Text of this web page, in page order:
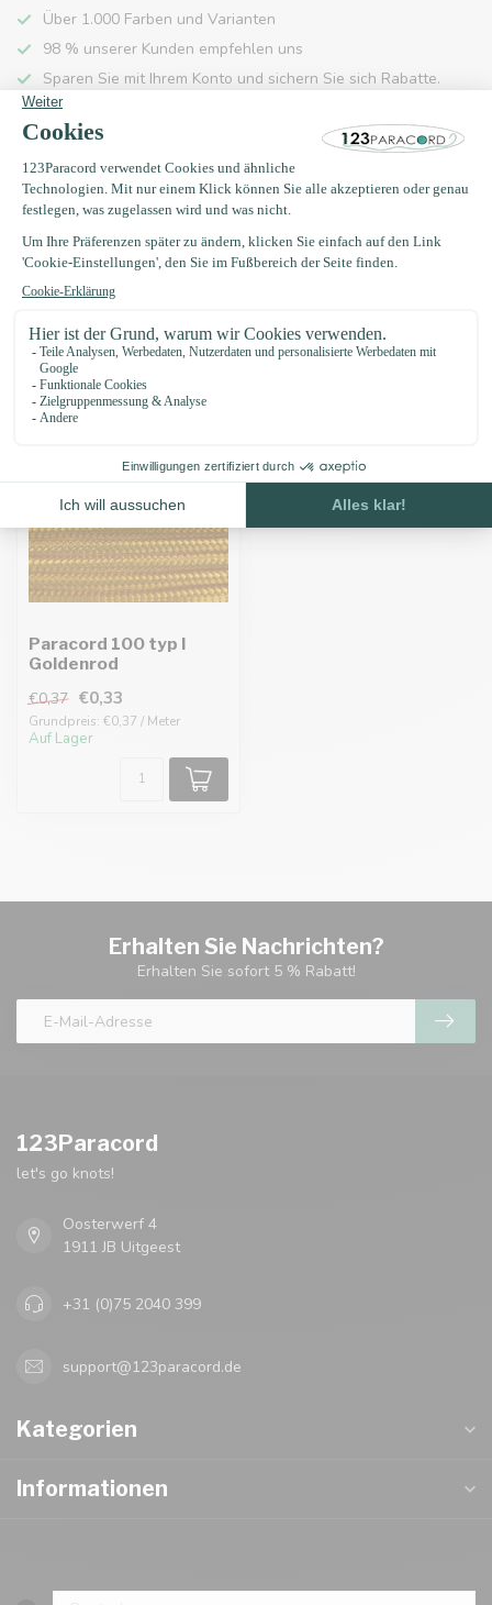
Über 1.000 Farben und Varianten
98 % unserer Kunden empfehlen uns
Sparen Sie mit Ihrem Konto und sichern Sie sich Rabatte.
Kostenlose Lieferung nach Hause ab 150 €
Produktbeschreibung
Eigenschaften
Zuletzt angesehen
-11%
Paracord 100 typ I
Goldenrod
€0,37 €0,33
Grundpreis: €0,37 / Meter
Auf Lager
Erhalten Sie Nachrichten?
Erhalten Sie sofort 5 % Rabatt!
123Paracord
let's go knots!
Oosterwerf 4
1911 JB Uitgeest
+31 (0)75 2040 399
support@123paracord.de
Kategorien
Informationen